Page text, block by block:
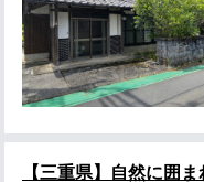
【三重県】自然に囲